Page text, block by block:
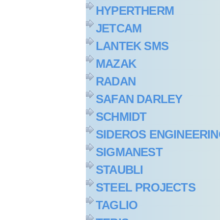
HYPERTHERM
JETCAM
LANTEK SMS
MAZAK
RADAN
SAFAN DARLEY
SCHMIDT
SIDEROS
SIGMANEST
STAUBLI
STEEL PROJECTS
TAGLIO